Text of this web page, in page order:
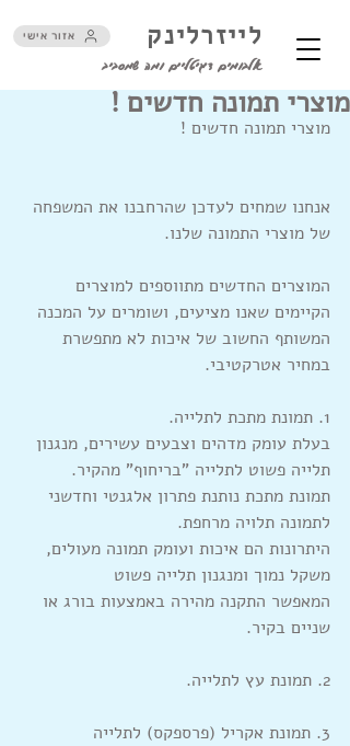
אזור אישי לייזרלינק
אלבומים דיגיטליים ומה שמסביב
מוצרי תמונה חדשים !
מוצרי תמונה חדשים !
אנחנו שמחים לעדכן שהרחבנו את המשפחה
של מוצרי התמונה שלנו.
המוצרים החדשים מתווספים למוצרים
הקיימים שאנו מציעים, ושומרים על המכנה
המשותף החשוב של איכות לא מתפשרת
במחיר אטרקטיבי.
1. תמונת מתכת לתלייה.
בעלת עומק מדהים וצבעים עשירים, מנגנון
תלייה פשוט לתלייה "בריחוף" מהקיר.
תמונת מתכת נותנת פתרון אלגנטי וחדשני
לתמונה תלויה מרחפת.
היתרונות הם איכות ועומק תמונה מעולים,
משקל נמוך ומנגנון תלייה פשוט
המאפשר התקנה מהירה באמצעות בורג או
שניים בקיר.
2. תמונת עץ לתלייה.
3. תמונת אקריל (פרספקס) לתלייה